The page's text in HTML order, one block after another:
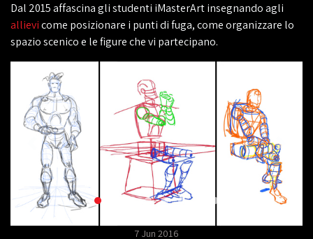
Dal 2015 affascina gli studenti iMasterArt insegnando agli
allievicome posizionare i punti di fuga, come organizzare lo
spazio scenico e le figure che vi partecipano.
7 Jun 2016